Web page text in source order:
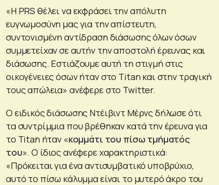
«Η PRS θέλει να εκφράσει την απόλυτη
ευγνωμοσύνη μας για την απίστευτη,
συντονισμένη αντίδραση διάσωσης όλων όσων
συμμετείχαν σε αυτήν την αποστολή έρευνας και
διάσωσης. Εστιάζουμε αυτή τη στιγμή στις
οικογένειες όσων ήταν στο Titan και στην τραγική
τους απώλεια» ανέφερε στο Twitter.
Ο ειδικός διάσωσης Ντέιβιντ Μέρνς δήλωσε ότι
τα συντρίμμια που βρέθηκαν κατά την έρευνα για
το Titan ήταν «κομμάτι του πίσω τμήματός
του». Ο ίδιος ανέφερε χαρακτηριστικά:
«Πρόκειται για ένα αντισυμβατικό υποβρύχιο,
αυτό το πίσω κάλυμμα είναι το μυτερό άκρο του